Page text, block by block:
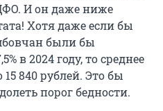
И он даже ниже
Хотя даже если бы
были бы
в 2024 году, то среднее
840 рублей. Это бы
порог бедности.